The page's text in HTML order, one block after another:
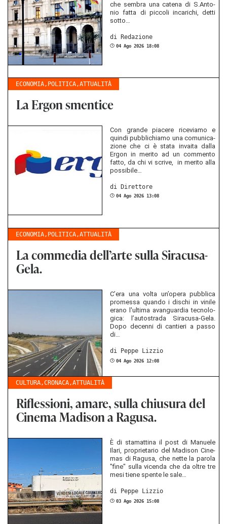
che sem­bra una ca­te­na di S.An­to­
nio fatta di pic­co­li in­ca­ri­chi, detti
sotto…
di Red­azio­ne
04 Ago 2026 18:08
ECONOMIA, POLITICA,ATTUALITÀ
La Ergon smentice
Con gran­de pia­ce­re ri­ce­via­mo e
quin­di pu­bbli­chi­a­mo una co­mu­ni­ca­
zio­ne che ci è stata in­va­i­ta dalla
Ergon in me­ri­to ad un com­men­to
fatto, da chi vi scri­ve, in me­ri­to alla
pos­si­bi­le…
di Di­ret­to­re
04 Ago 2026 13:08
ECONOMIA , POLITICA ,ATTUALITÀ
La commedia dell’arte sulla Siracusa-
Gela.
C’era una volta un’opera pu­bbli­ca
prom­es­sa quan­do i dis­chi in vi­ni­le
erano l'ul­ti­ma avan­guar­dia tec­no­lo­
gi­ca: l’au­tos­tra­da Siracusa-​Gela.
Dopo dec­en­ni di can­tie­ri a passo
di…
di Peppe Li­z­zio
04 Ago 2026 12:08
CULTURA ,CRONACA ,ATTUALITÀ
Riflessioni, amare, sulla chiusura del
Cinema Madison a Ragusa.
È di sta­mat­ti­na il post di Ma­nue­le
Ilari, pro­prie­ta­rio del Ma­di­son Ci­ne­
mas di Ra­gu­sa, che nette la par­o­la
"fine" sulla vi­cen­da che da oltre tre
mesi tiene spen­te le sale…
di Peppe Li­z­zio
03 Ago 2026 15:08